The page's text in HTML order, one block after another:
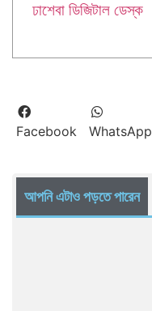
ঢাশেবা ডিজিটাল ডেস্ক
Facebook WhatsApp
আপনি এটাও পড়তে পারেন